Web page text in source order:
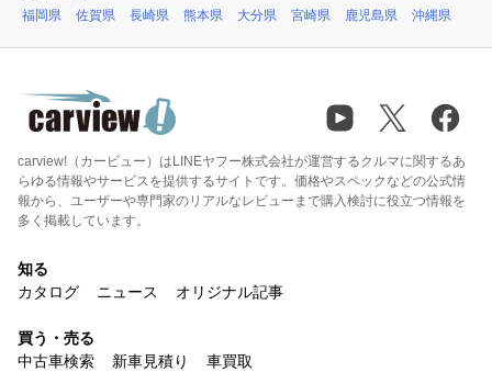
福岡県
佐賀県 長崎県 熊本県 大分県 宮崎県 鹿児島県 沖縄県
carview!（カービュー）はLINEヤフー株式会社が運営するクルマに関するあ
らゆる情報やサービスを提供するサイトです。価格やスペックなどの公式情
報から、ユーザーや専門家のリアルなレビューまで購入検討に役立つ情報を
多く掲載しています。
知る
カタログ
ニュース オリジナル記事
買う・売る
中古車検索
新車見積り 車買取